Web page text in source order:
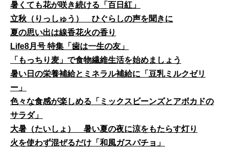
暑くても花が咲き続ける「百日紅」
立秋（りっしゅう） ひぐらしの声を聞きに
夏の思い出は線香花火の香り
Life8月号 特集「歯は一生の友」
「もっちり麦」で食物繊維生活を始めましょう
暑い日の栄養補給とミネラル補給に「豆乳ミルクゼリ
ー」
色々な食感が楽しめる「ミックスビーンズとアボカドの
サラダ」
大暑（たいしょ） 暑い夏の夜に涼をもたらす灯り
火を使わず混ぜるだけ「和風ガスパチョ」